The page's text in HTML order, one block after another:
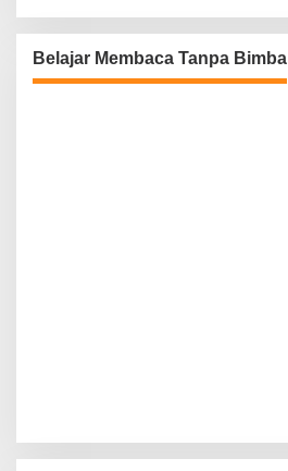
Belajar Membaca Tanpa Bimba